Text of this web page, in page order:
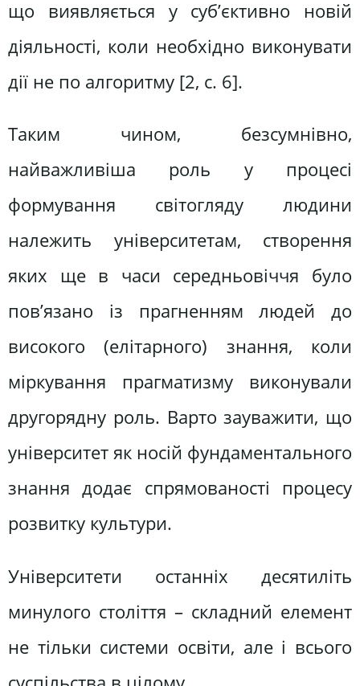
що виявляється у суб’єктивно новій
діяльності, коли необхідно виконувати
дії не по алгоритму [2, c. 6].
Таким чином, безсумнівно,
найважливіша роль у процесі
формування світогляду людини
належить університетам, створення
яких ще в часи середньовіччя було
пов’язано із прагненням людей до
високого (елітарного) знання, коли
міркування прагматизму виконували
другорядну роль. Варто зауважити, що
університет як носій фундаментального
знання додає спрямованості процесу
розвитку культури.
Університети останніх десятиліть
минулого століття – складний елемент
не тільки системи освіти, але і всього